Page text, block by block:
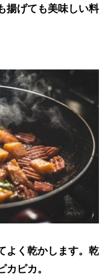
揚げても美味しい料
よく乾かします。乾
ピカ。